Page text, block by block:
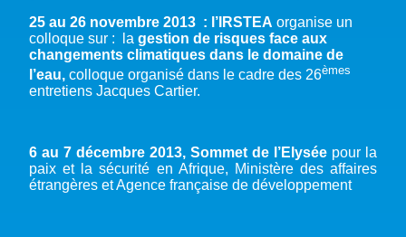
25 au 26 novembre 2013 : l’IRSTEA organise un
colloque sur : la gestion de risques face aux
changements climatiques dans le domaine de
l’eau, colloque organisé dans le cadre des 26èmes
entretiens Jacques Cartier.
6 au 7 décembre 2013, Sommet de l’Elysée pour la
paix et la sécurité en Afrique, Ministère des affaires
étrangères et Agence française de développement